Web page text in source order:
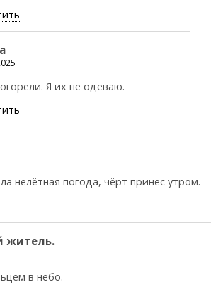
Я их не одеваю.
нелётная погода, чёрт принес утром.
житель.
в небо.